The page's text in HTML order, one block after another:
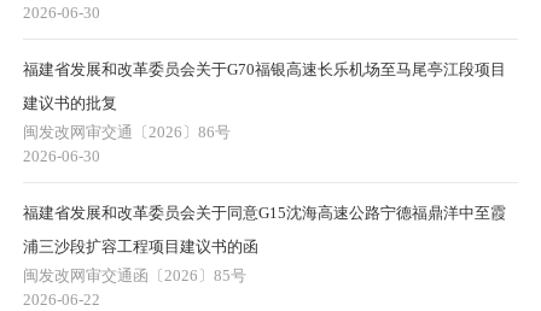
2026-06-30
福建省发展和改革委员会关于G70福银高速长乐机场至马尾亭江段项目
建议书的批复
闽发改网审交通〔2026〕86号
2026-06-30
福建省发展和改革委员会关于同意G15沈海高速公路宁德福鼎洋中至霞
浦三沙段扩容工程项目建议书的函
闽发改网审交通函〔2026〕85号
2026-06-22